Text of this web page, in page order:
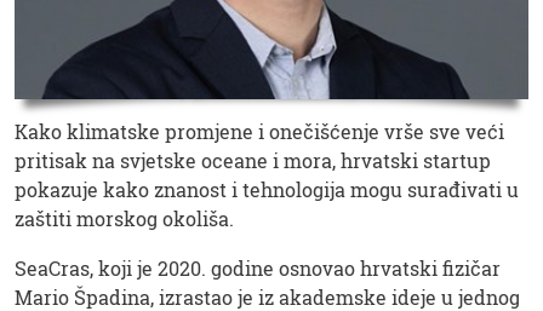
Kako klimatske promjene i onečišćenje vrše sve veći
pritisak na svjetske oceane i mora, hrvatski startup
pokazuje kako znanost i tehnologija mogu surađivati ​​u
zaštiti morskog okoliša.
SeaCras, koji je 2020. godine osnovao hrvatski fizičar
Mario Špadina, izrastao je iz akademske ideje u jednog